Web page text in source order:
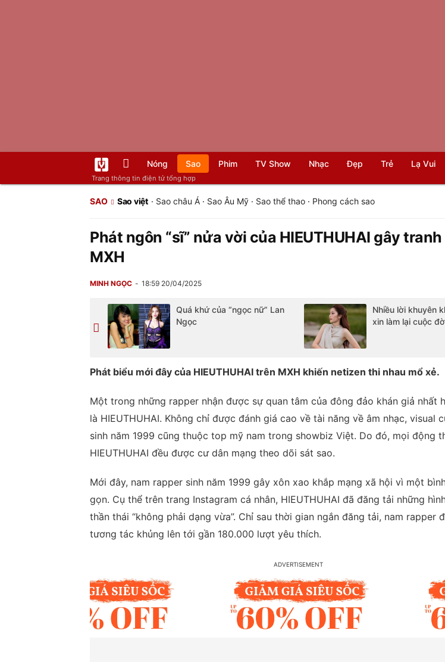
Trang thông tin điện tử tổng hợp
Nóng Sao Phim TV Show Nhạc Đẹp Trẻ Lạ Vui
SAO Sao việt · Sao châu Á· Sao Âu Mỹ· Sao thể thao· Phong cách sao
Phát ngôn “sĩ” nửa vời của HIEUTHUHAI gây
MXH
MINH NGỌC 18:59 20/04/2025
Quá khứ của “ngọc nữ” Lan
Ngọc
Nhiều lời khuyên
xin làm lại cuộc
Phát biểu mới đây của HIEUTHUHAI trên MXH khiến netizen thi nhau mổ xẻ.
Một trong những rapper nhận được sự quan tâm của đông đảo khán giả nhất
là HIEUTHUHAI. Không chỉ được đánh giá cao về tài năng về âm nhạc, visual
sinh năm 1999 cũng thuộc top mỹ nam trong showbiz Việt. Do đó, mọi động
HIEUTHUHAI đều được cư dân mạng theo dõi sát sao.
Mới đây, nam rapper sinh năm 1999 gây xôn xao khắp mạng xã hội vì một
gọn. Cụ thể trên trang Instagram cá nhân, HIEUTHUHAI đã đăng tải những
thần thái “không phải dạng vừa”. Chỉ sau thời gian ngắn đăng tải, nam rapper
tương tác khủng lên tới gần 180.000 lượt yêu thích.